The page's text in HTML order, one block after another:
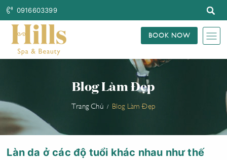
0916603399
BOOK NOW
Blog Làm Đẹp
Trang Chủ Blog Làm Đẹp
Làn da ở các độ tuổi khác nhau như thế